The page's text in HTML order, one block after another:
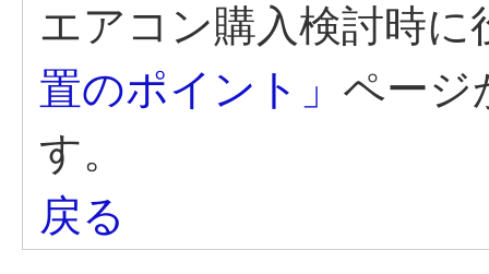
エアコン購入検討時に
置のポイント」 ページ
す。
戻る